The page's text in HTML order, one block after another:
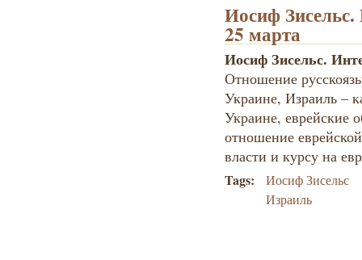
Иосиф
25 марта
Иосиф Зисельс.
Отношение
Украине, Израиль –
Украине,
отношение
власти и курсу на
Tags:
Иосиф Зисельс
Израиль